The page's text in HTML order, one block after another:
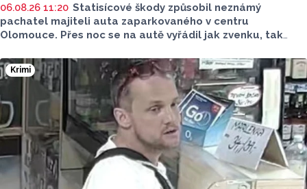
06.08.26 11:20 Statisícové škody způsobil neznámý
pachatel majiteli auta zaparkovaného v centru
Olomouce. Přes noc se na autě vyřádil jak zvenku, tak
hodinách o ní informovala tisková mluvčí Marie Šafářová.
Pachateli hrozí i vězení.
Krimi